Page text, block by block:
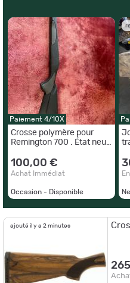
ajouté il y a 2 minutes
Paiement 4/10X
Crosse polymère pour
Remington 700 . État neuf.
.Sniper.
100,00 €
Achat Immédiat
Occasion - Disponible